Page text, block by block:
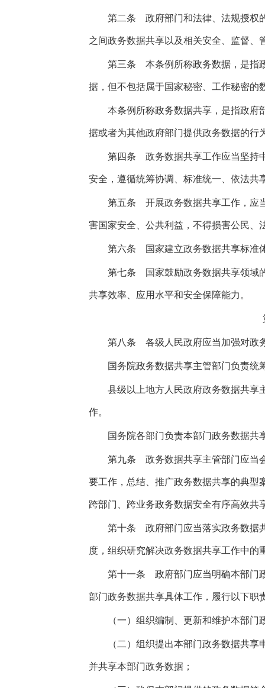
第二条 政府部门和法律、法规授权
之间政务数据共享以及相关安全、监督、
第三条 本条例所称政务数据，是指
据，但不包括属于国家秘密、工作秘密的
本条例所称政务数据共享，是指政府
据或者为其他政府部门提供政务数据的行
第四条 政务数据共享工作应当坚持
安全，遵循统筹协调、标准统一、依法共
第五条 开展政务数据共享工作，应
害国家安全、公共利益，不得损害公民、
第六条 国家建立政务数据共享标准
第七条 国家鼓励政务数据共享领域
共享效率、应用水平和安全保障能力。
第八条 各级人民政府应当加强对政
国务院政务数据共享主管部门负责统
县级以上地方人民政府政务数据共享
作。
国务院各部门负责本部门政务数据共
第九条 政务数据共享主管部门应当
要工作，总结、推广政务数据共享的典型
跨部门、跨业务政务数据安全有序高效共
第十条 政府部门应当落实政务数据
度，组织研究解决政务数据共享工作中的
第十一条 政府部门应当明确本部门
部门政务数据共享具体工作，履行以下职
（一）组织编制、更新和维护本部门
（二）组织提出本部门政务数据共享
并共享本部门政务数据；